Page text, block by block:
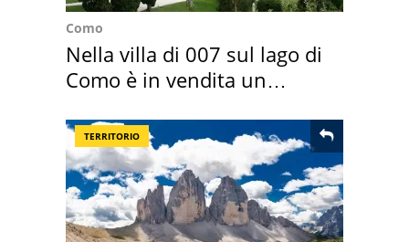
Como
Nella villa di 007 sul lago di
Como è in vendita un
TERRITORIO